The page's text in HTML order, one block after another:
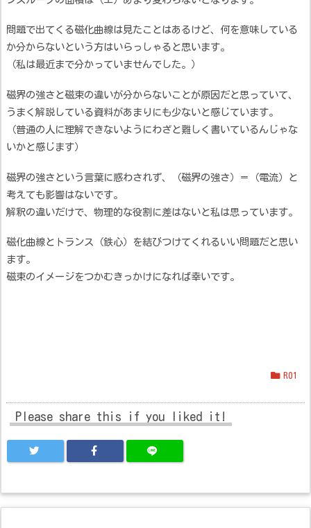
問題で出てくる磁化曲線は見たことはあるけど、何を意味している
か分からないという方はいらっしゃると思います。
（私は最近まで分かっていませんでした。）
磁界の強さと磁束の違いが分からないことが原因だと思っていて、
うまく解説している資料があまりにも少ないと感じています。
（普通の人に理解できないようにわざと難しく書いているんじゃな
いかと感じます）
磁界の強さという言葉に惑わされず、（磁界の強さ）＝（電流）と
考えても影響はないです。
解釈の違いだけで、物理的な役割に差はないと私は思っています。
磁化曲線とトランス（鉄心）を結びつけてくれるいい問題だと思い
ます。
磁束のイメージをつかむきっかけになれば幸いです。
R01
Please share this if you liked it!